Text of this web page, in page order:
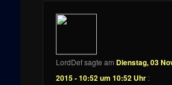
LordDefsagte am Dienstag, 03
2015 - 10:52 um 10:52 Uhr :